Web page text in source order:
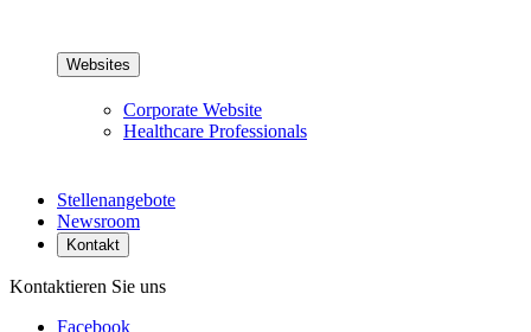
Websites
Corporate Website
Healthcare Professionals
Stellenangebote
Newsroom
Kontakt
Kontaktieren Sie uns
Facebook